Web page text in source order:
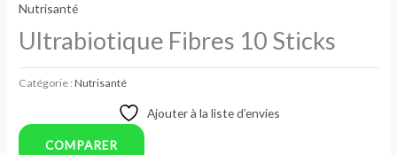
Nutrisanté
Ultrabiotique Fibres 10 Sticks
Catégorie :Nutrisanté
Ajouter à la liste d’envies
COMPARER